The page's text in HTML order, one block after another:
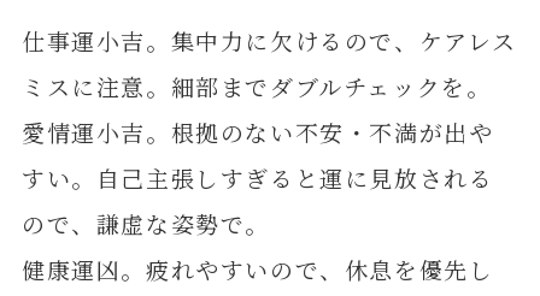
仕事運小吉。集中力に欠けるので、ケアレス
ミスに注意。細部までダブルチェックを。
愛情運小吉。根拠のない不安・不満が出や
すい。自己主張しすぎると運に見放される
ので、謙虚な姿勢で。
健康運凶。疲れやすいので、休息を優先し